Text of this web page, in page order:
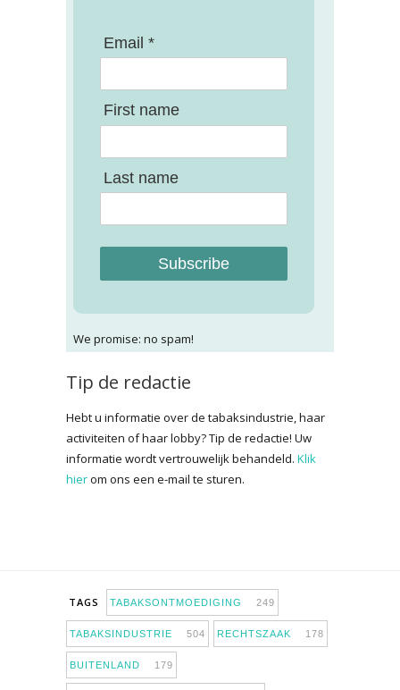
Email *
First name
Last name
Subscribe
We promise: no spam!
Tip de redactie
Hebt u informatie over de tabaksindustrie, haar
activiteiten of haar lobby? Tip de redactie! Uw
informatie wordt vertrouwelijk behandeld. Klik
hierom ons een e-mail te sturen.
TAGS TABAKSONTMOEDIGING 249
TABAKSINDUSTRIE 504 RECHTSZAAK 178
BUITENLAND 179